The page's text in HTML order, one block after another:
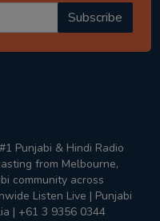
Subscribe
Punjabi & Hindi Radio
from Melbourne,
community across
Listen Live | Punjabi
| +61 3 9356 0344